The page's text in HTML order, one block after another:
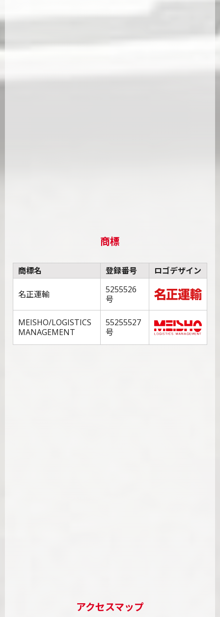
商標
商標名 登録番号 ロゴデザイン
名正運輸
5255526
号
MEISHO/LOGISTICS
MANAGEMENT
55255527
号
アクセスマップ